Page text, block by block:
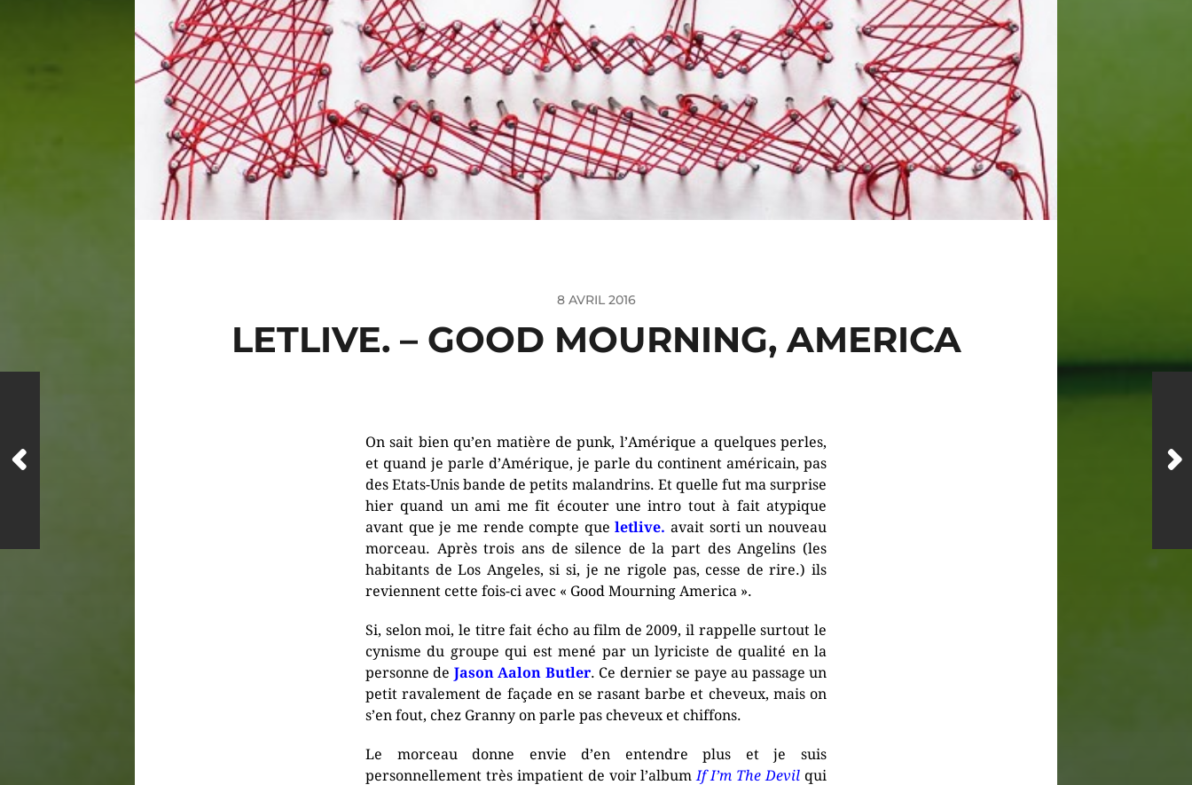
8 AVRIL 2016
LETLIVE. – GOOD MOURNING, AMERICA
On sait bien qu’en matière de punk, l’Amérique a quelques perles,
et quand je parle d’Amérique, je parle du continent américain, pas
des Etats-Unis bande de petits malandrins. Et quelle fut ma surprise
hier quand un ami me fit écouter une intro tout à fait atypique
avant que je me rende compte queletlive. avait sorti un nouveau
morceau. Après trois ans de silence de la part des Angelins (les
habitants de Los Angeles, si si, je ne rigole pas, cesse de rire.) ils
reviennent cette fois-ci avec « Good Mourning America ».
Si, selon moi, le titre fait écho au film de 2009, il rappelle surtout le
cynisme du groupe qui est mené par un lyriciste de qualité en la
personne de Jason Aalon Butler. Ce dernier se paye au passage un
petit ravalement de façade en se rasant barbe et cheveux, mais on
s’en fout, chez Granny on parle pas cheveux et chiffons.
Le morceau donne envie d’en entendre plus et je suis
personnellement très impatient de voir l’albumIf I’m The Devil qui